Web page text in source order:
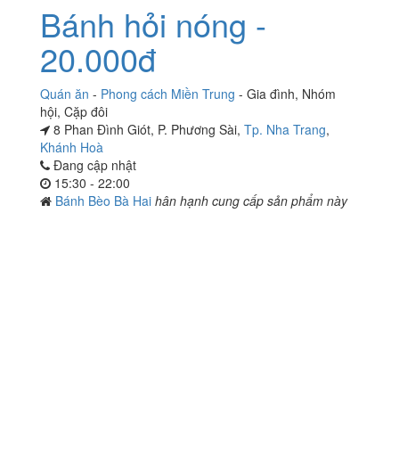
Bánh hỏi nóng -
20.000đ
Quán ăn - Phong cách Miền Trung - Gia đình, Nhóm
hội, Cặp đôi
8 Phan Đình Giót, P. Phương Sài, Tp. Nha Trang,
Khánh Hoà
Đang cập nhật
15:30 - 22:00
Bánh Bèo Bà Hai hân hạnh cung cấp sản phẩm này